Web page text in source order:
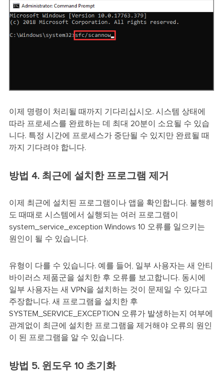
이제 명령이 처리될 때까지 기다리십시오. 시스템 상태에
따라 프로세스를 완료하는 데 최대 20분이 소요될 수 있습
니다. 특정 시간에 프로세스가 중단될 수 있지만 완료될 때
까지 기다려야 합니다.
방법 4. 최근에 설치한 프로그램 제거
이제 최근에 설치된 프로그램이나 앱을 확인합니다. 불행히
도 때때로 시스템에서 실행되는 여러 프로그램이
system_service_exception Windows 10 오류를 일으키는
원인이 될 수 있습니다.
유형이 다를 수 있습니다. 예를 들어, 일부 사용자는 새 안티
바이러스 제품군을 설치한 후 오류를 보고합니다. 동시에
일부 사용자는 새 VPN을 설치하는 것이 문제일 수 있다고
주장합니다. 새 프로그램을 설치한 후
SYSTEM_SERVICE_EXCEPTION 오류가 발생하는지 여부에
관계없이 최근에 설치한 프로그램을 제거해야 오류의 원인
이 된 프로그램을 알 수 있습니다.
방법 5. 윈도우 10 초기화